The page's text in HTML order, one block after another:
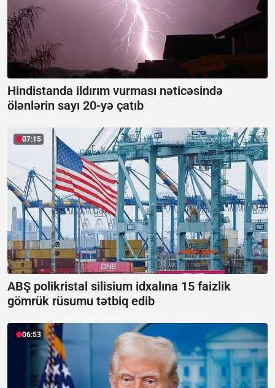
Hindistanda ildırım vurması nəticəsində
ölənlərin sayı 20-yə çatıb
07:15
ABŞ polikristal silisium idxalına 15 faizlik
gömrük rüsumu tətbiq edib
06:53